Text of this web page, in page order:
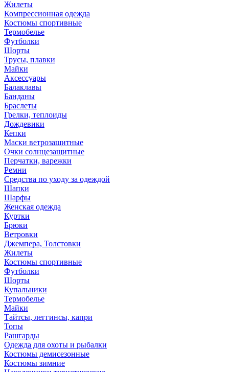
Жилеты
Компрессионная одежда
Костюмы спортивные
Термобелье
Футболки
Шорты
Трусы, плавки
Майки
Аксессуары
Балаклавы
Банданы
Браслеты
Грелки, теплоиды
Дождевики
Кепки
Маски ветрозащитные
Очки солнцезащитные
Перчатки, варежки
Ремни
Средства по уходу за одеждой
Шапки
Шарфы
Женская одежда
Куртки
Брюки
Ветровки
Джемпера, Толстовки
Жилеты
Костюмы спортивные
Футболки
Шорты
Купальники
Термобелье
Майки
Тайтсы, леггинсы, капри
Топы
Рашгарды
Одежда для охоты и рыбалки
Костюмы демисезонные
Костюмы зимние